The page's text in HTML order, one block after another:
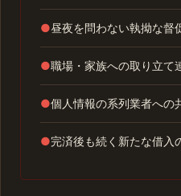
●昼夜を問わない執拗な督
●職場・家族への取り立て
●個人情報の系列業者への
●完済後も続く新たな借入